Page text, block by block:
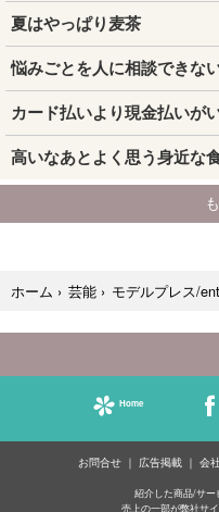
ホーム › 芸能 › モデルプレス/
Home
お問合せ 広告掲載 会
紹介した商品/サー
売上の一部が弊社サ